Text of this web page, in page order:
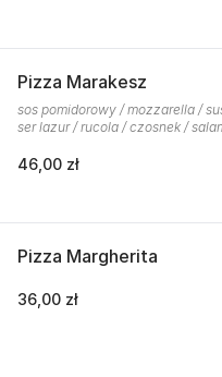
Pizza Marakesz
sos pomidorowy / mozzarella /
ser lazur / rucola / czosnek /
46,00 zł
Pizza Margherita
36,00 zł